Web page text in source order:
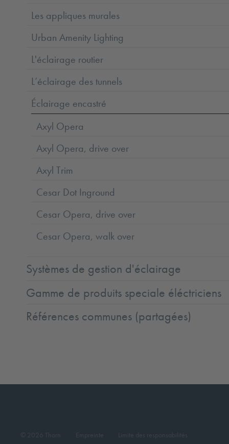
Les appliques murales
Urban Amenity Lighting
L'éclairage routier
L’éclairage des tunnels
Éclairage encastré
Axyl Opera
Axyl Opera, drive over
Axyl Trim
Cesar Dot Inground
Cesar Opera, drive over
Cesar Opera, walk over
Systèmes de gestion d'éclairage
Gamme de produits speciale éléctriciens
Références communes (partagées)